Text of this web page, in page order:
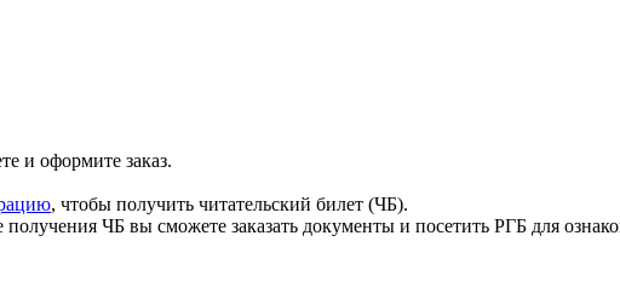
и оформите заказ.
, чтобы получить читательский билет (ЧБ).
ЧБ вы сможете заказать документы и посетить РГБ для